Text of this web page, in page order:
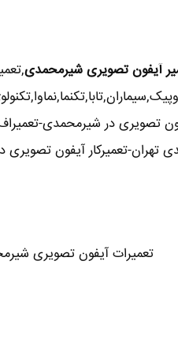
آیفون تصویری شیرمحمدی
تصویری در شیرمحمدی-
تعمیرات آیفون تصویری